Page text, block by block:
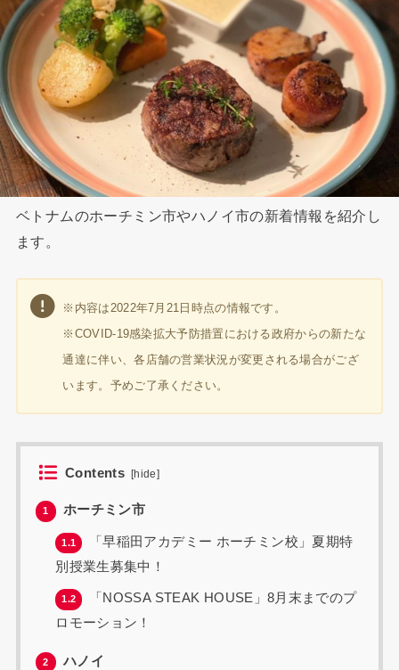
ベトナムのホーチミン市やハノイ市の新着情報を紹介し
ます。
※内容は2022年7月21日時点の情報です。
※COVID-19感染拡大予防措置における政府からの新たな
通達に伴い、各店舗の営業状況が変更される場合がござ
います。予めご了承ください。
Contents [hide]
1 ホーチミン市
1.1
「早稲田アカデミー ホーチミン校」夏期特
別授業生募集中！
1.2
「NOSSA STEAK HOUSE」8月末までのプ
ロモーション！
2 ハノイ